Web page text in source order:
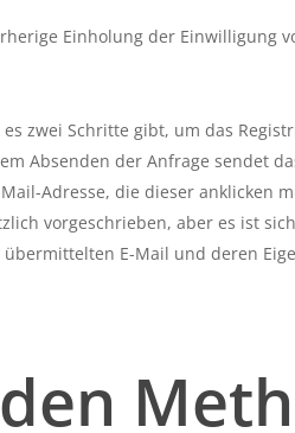
Einholung der Einwilligung
zwei Schritte gibt, um das
Absenden der Anfrage sendet
Adresse, die dieser anklicken
vorgeschrieben, aber es ist
E-Mail und deren